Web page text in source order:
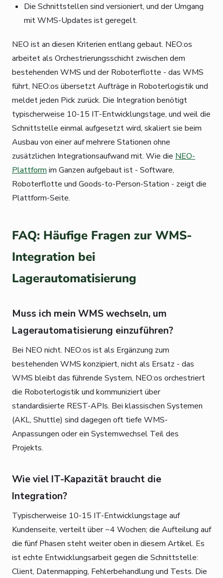
Die Schnittstellen sind versioniert, und der Umgang
mit WMS-Updates ist geregelt.
NEO ist an diesen Kriterien entlang gebaut. NEO:os
arbeitet als Orchestrierungsschicht zwischen dem
bestehenden WMS und der Roboterflotte - das WMS
führt, NEO:os übersetzt Aufträge in Roboterlogistik und
meldet jeden Pick zurück. Die Integration benötigt
typischerweise 10-15 IT-Entwicklungstage, und weil die
Schnittstelle einmal aufgesetzt wird, skaliert sie beim
Ausbau von einer auf mehrere Stationen ohne
zusätzlichen Integrationsaufwand mit. Wie die NEO-
Plattform im Ganzen aufgebaut ist - Software,
Roboterflotte und Goods-to-Person-Station - zeigt die
Plattform-Seite.
FAQ: Häufige Fragen zur WMS-
Integration bei
Lagerautomatisierung
Muss ich mein WMS wechseln, um
Lagerautomatisierung einzuführen?
Bei NEO nicht. NEO:os ist als Ergänzung zum
bestehenden WMS konzipiert, nicht als Ersatz - das
WMS bleibt das führende System, NEO:os orchestriert
die Roboterlogistik und kommuniziert über
standardisierte REST-APIs. Bei klassischen Systemen
(AKL, Shuttle) sind dagegen oft tiefe WMS-
Anpassungen oder ein Systemwechsel Teil des
Projekts.
Wie viel IT-Kapazität braucht die
Integration?
Typischerweise 10-15 IT-Entwicklungstage auf
Kundenseite, verteilt über ~4 Wochen; die Aufteilung auf
die fünf Phasen steht weiter oben in diesem Artikel. Es
ist echte Entwicklungsarbeit gegen die Schnittstelle:
Client, Datenmapping, Fehlerbehandlung und Tests. Die